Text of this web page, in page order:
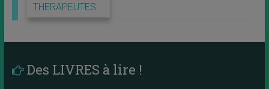
THERAPEUTES
Des LIVRES à lire !